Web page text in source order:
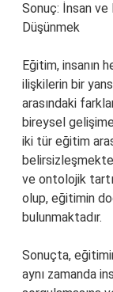
Sonuç: İnsan ve
Düşünmek
Eğitim, insanın
ilişkilerin bir
arasındaki
bireysel
iki tür eğitim
ve ontolojik
olup, eğitimin
bulunmaktadır.
Sonuçta,
aynı zamanda